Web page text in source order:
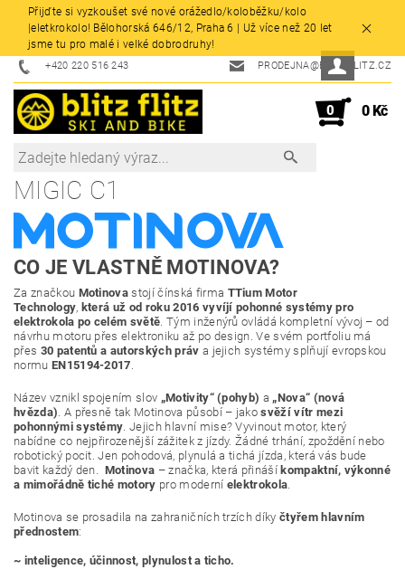
Přijďte si vyzkoušet své nové orážedlo/koloběžku/kolo
|eletkrokolo! Bělohorská 646/12, Praha 6 | Už více než 20 let
jsme tu pro malé i velké dobrodruhy!
+420 220 516 243 PRODEJNA@BLITZFLITZ.CZ
0 0 Kč
MIGIC C1
CO JE VLASTNĚ MOTINOVA?
Za značkou Motinova stojí čínská firma TTium Motor
Technology, která už od roku 2016 vyvíjí pohonné systémy pro
elektrokola po celém světě. Tým inženýrů ovládá kompletní vývoj – od
návrhu motoru přes elektroniku až po design. Ve svém portfoliu má
přes 30 patentů a autorských práv a jejich systémy splňují evropskou
normu EN15194-2017.
Název vznikl spojením slov „Motivity“ (pohyb) a „Nova“ (nová
hvězda). A přesně tak Motinova působí – jakosvěží vítr mezi
pohonnými systémy. Jejich hlavní mise? Vyvinout motor, který
nabídne co nejpřirozenější zážitek z jízdy. Žádné trhání, zpoždění nebo
robotický pocit. Jen pohodová, plynulá a tichá jízda, která vás bude
bavit každý den. Motinova – značka, která přináší kompaktní, výkonné
a mimořádně tiché motory pro moderní elektrokola.
Motinova se prosadila na zahraničních trzích díky čtyřem hlavním
přednostem:
~ inteligence, účinnost, plynulost a ticho.